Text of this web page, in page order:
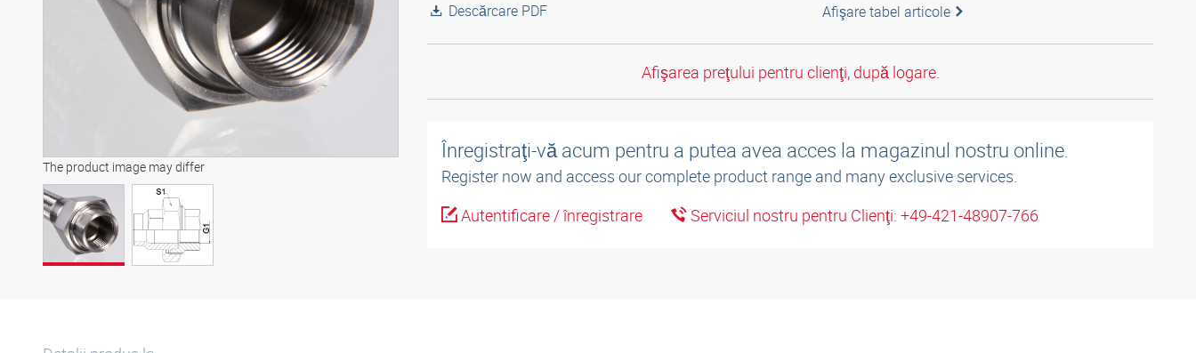
The product image may differ
Descărcare PDF Afişare tabel articole
Afişarea preţului pentru clienţi, după logare.
Înregistraţi-vă acum pentru a putea avea acces la magazinul nostru online.
Register now and access our complete product range and many exclusive services.
Autentificare / înregistrare
Serviciul nostru pentru Clienţi: +49-421-48907-766